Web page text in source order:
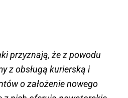
przyznają, że z powodu
z obsługą kurierską i
o założenie nowego